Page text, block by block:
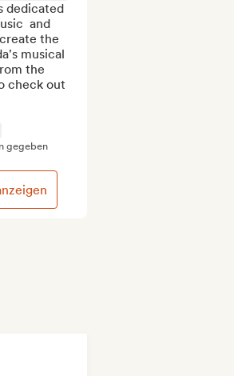
dedicated
and
the
musical
the
check out
gegeben